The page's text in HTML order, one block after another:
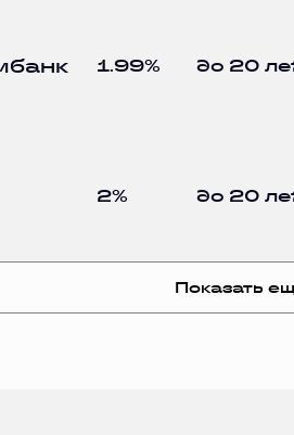
1.99% до 20
2% до 20
Показать